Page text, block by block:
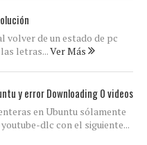
volver de un estado de pc
letras...Ver Más
y error Downloading 0 videos
en Ubuntu sólamente
dlc con el siguiente...